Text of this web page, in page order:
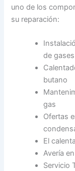
uno de los
su reparación:
de
butano
gas
Ofertas
El
Avería
Servicio